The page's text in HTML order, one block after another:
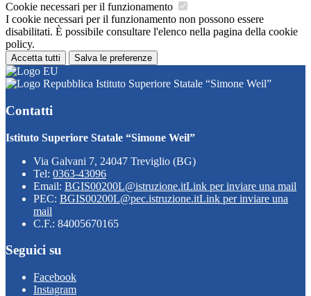
Cookie necessari per il funzionamento
I cookie necessari per il funzionamento non possono essere
disabilitati. È possibile consultare l'elenco nella pagina della cookie
policy.
Accetta tutti Salva le preferenze
Istituto Superiore Statale “Simone Weil”
Contatti
Istituto Superiore Statale “Simone Weil”
Via Galvani 7, 24047 Treviglio (BG)
Tel: 0363-43096
Email: BGIS00200L@istruzione.itLink per inviare una mail
PEC: BGIS00200L@pec.istruzione.itLink per inviare una
mail
C.F.: 84005670165
Seguici su
Facebook
Instagram